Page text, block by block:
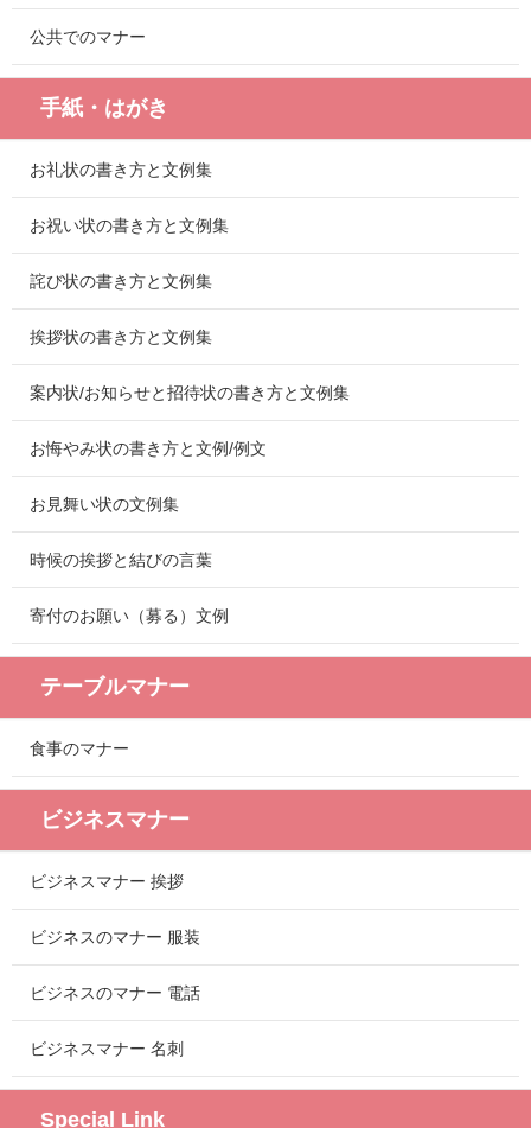
公共でのマナー
手紙・はがき
お礼状の書き方と文例集
お祝い状の書き方と文例集
詫び状の書き方と文例集
挨拶状の書き方と文例集
案内状/お知らせと招待状の書き方と文例集
お悔やみ状の書き方と文例/例文
お見舞い状の文例集
時候の挨拶と結びの言葉
寄付のお願い（募る）文例
テーブルマナー
食事のマナー
ビジネスマナー
ビジネスマナー 挨拶
ビジネスのマナー 服装
ビジネスのマナー 電話
ビジネスマナー 名刺
Special Link